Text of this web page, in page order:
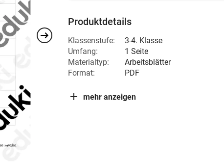
Produktdetails
Klassenstufe:
3-4. Klasse
Umfang:
1 Seite
Materialtyp:
Arbeitsblätter
Format:
PDF
mehr anzeigen